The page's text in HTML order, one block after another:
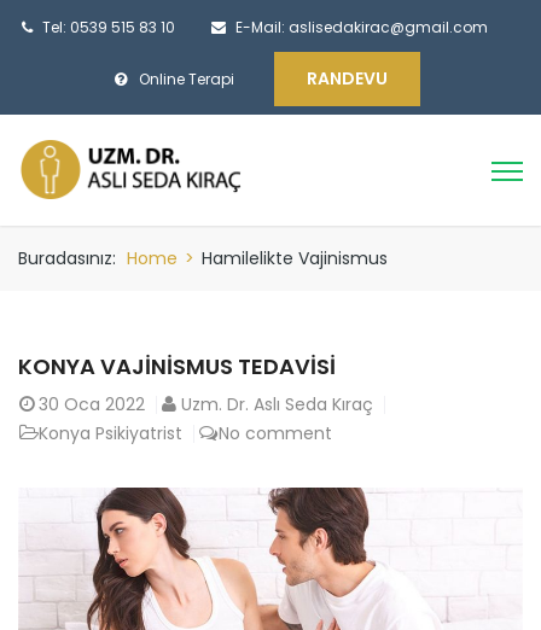
Tel: 0539 515 83 10 E-Mail: aslisedakirac@gmail.com
Online Terapi RANDEVU
Buradasınız: Home > Hamilelikte Vajinismus
KONYA VAJINISMUS TEDAVISI
30 Oca 2022
Uzm. Dr. Aslı Seda Kıraç
Konya Psikiyatrist
No comment